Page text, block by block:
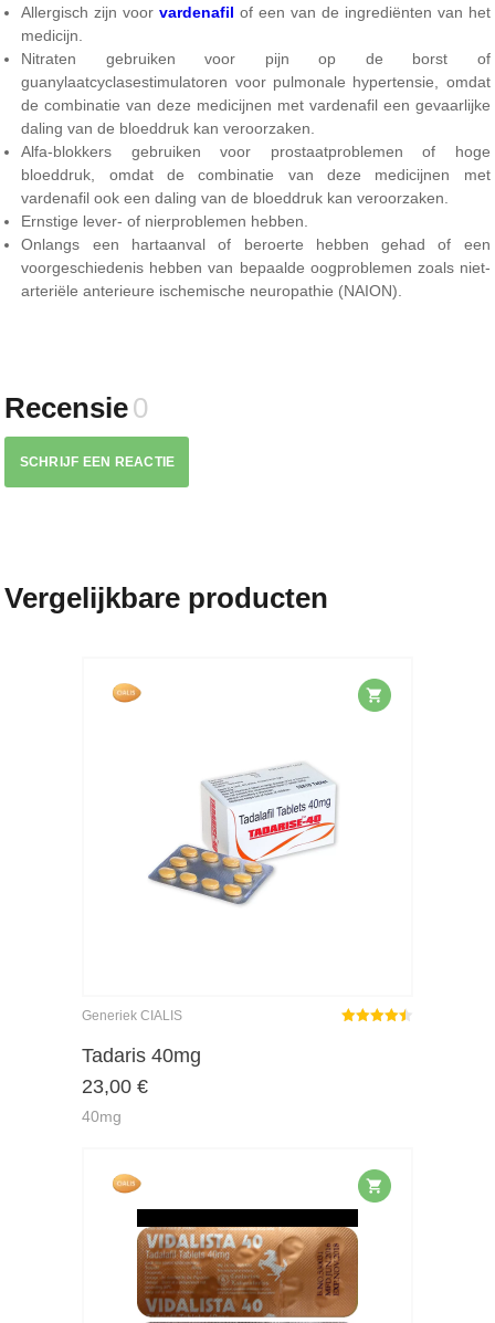
Allergisch zijn voorvardenafil of een van de ingrediënten van het
medicijn.
Nitraten gebruiken voor pijn op de borst of
guanylaatcyclasestimulatoren voor pulmonale hypertensie, omdat
de combinatie van deze medicijnen met vardenafil een gevaarlijke
daling van de bloeddruk kan veroorzaken.
Alfa-blokkers gebruiken voor prostaatproblemen of hoge
bloeddruk, omdat de combinatie van deze medicijnen met
vardenafil ook een daling van de bloeddruk kan veroorzaken.
Ernstige lever- of nierproblemen hebben.
Onlangs een hartaanval of beroerte hebben gehad of een
voorgeschiedenis hebben van bepaalde oogproblemen zoals niet-
arteriële anterieure ischemische neuropathie (NAION).
Recensie0
SCHRIJF EEN REACTIE
Vergelijkbare producten
Generiek CIALIS
Tadaris 40mg
23,00 €
40mg